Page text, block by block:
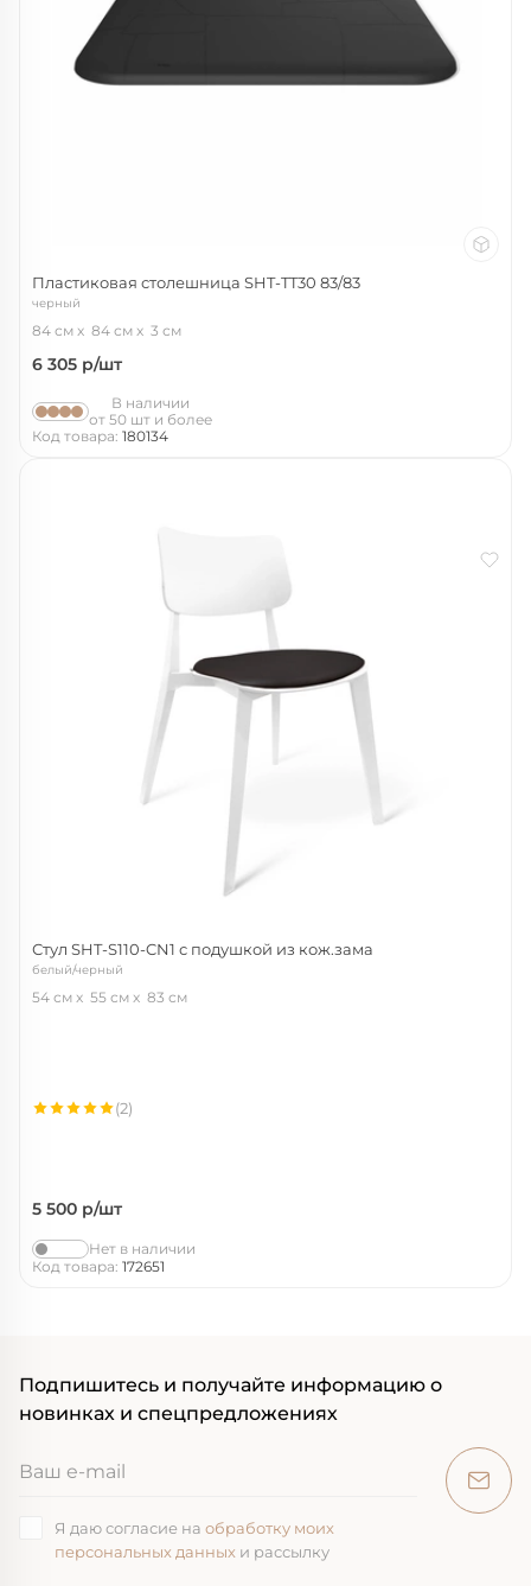
Пластиковая столешница SHT-TT30 83/83
черный
84 см 84 см 3 см
6 305 р/шт
В наличии
от 50 шт и более
Код товара: 180134
Стул SHT-S110-CN1 с подушкой из кож.зама
белый/черный
54 см 55 см 83 см
5 500 р/шт
(2)
Нет в наличии
Код товара: 172651
Подпишитесь и получайте информацию о
новинках и спецпредложениях
Я даю согласие на обработку моих
персональных данных и рассылку